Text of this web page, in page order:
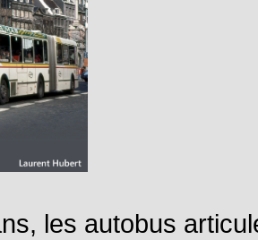
les autobus